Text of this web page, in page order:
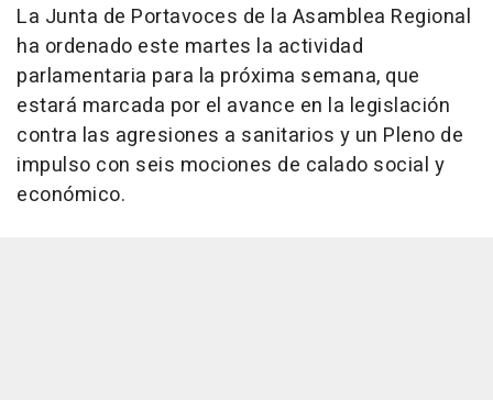
La Junta de Portavoces de la Asamblea Regional
ha ordenado este martes la actividad
parlamentaria para la próxima semana, que
estará marcada por el avance en la legislación
contra las agresiones a sanitarios y un Pleno de
impulso con seis mociones de calado social y
económico.